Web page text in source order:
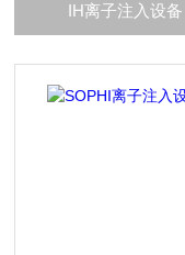
IH离子注入设备